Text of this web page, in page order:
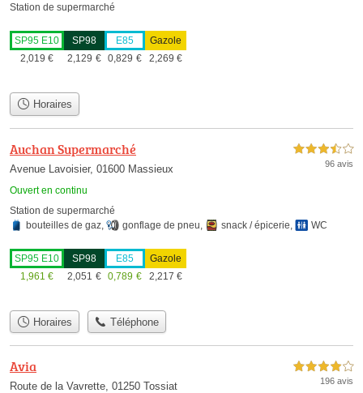
Station de supermarché
SP95 E10
2,019 €
SP98
2,129 €
E85
0,829 €
Gazole
2,269 €
Horaires
Auchan Supermarché
Avenue Lavoisier, 01600 Massieux
Ouvert en continu
3,5 étoiles sur 5
96 avis
Station de supermarché
bouteilles de gaz
gonflage de pneu snack / épicerie WC
SP95 E10
1,961 €
SP98
2,051 €
E85
0,789 €
Gazole
2,217 €
Horaires Téléphone
Avia
Route de la Vavrette, 01250 Tossiat
4,0 étoiles sur 5
196 avis